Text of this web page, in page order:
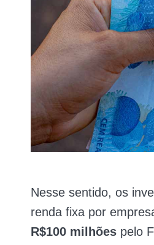
Nesse sentido, os
renda fixa por
R$100 milhões pelo